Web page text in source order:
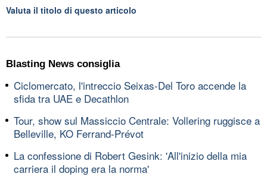
Valuta il titolo di questo articolo
Blasting News consiglia
Ciclomercato, l'intreccio Seixas-Del Toro accende la
sfida tra UAE e Decathlon
Tour, show sul Massiccio Centrale: Vollering ruggisce a
Belleville, KO Ferrand-Prévot
La confessione di Robert Gesink: 'All'inizio della mia
carriera il doping era la norma'